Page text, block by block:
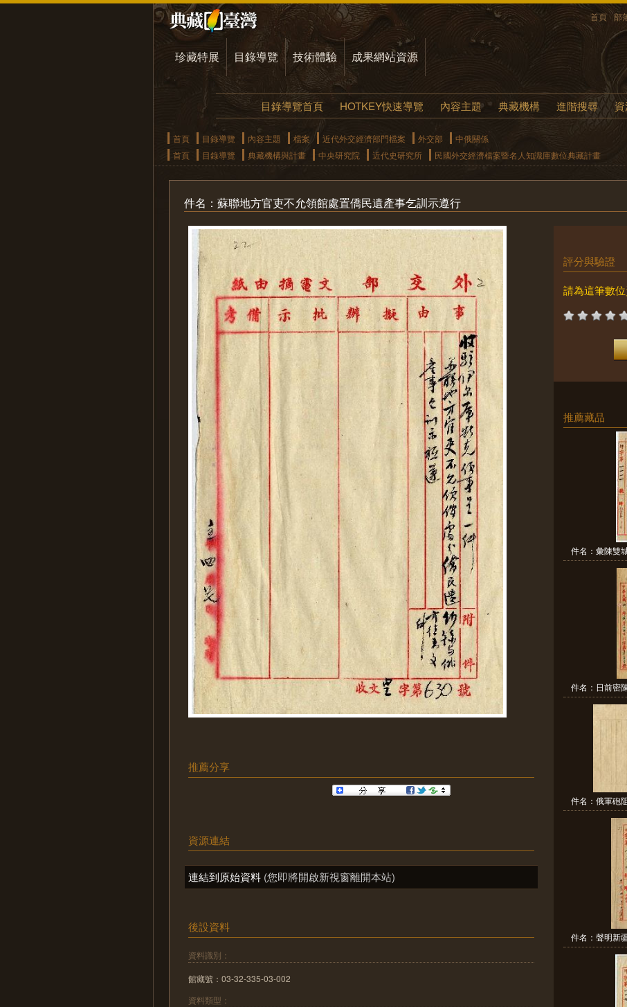
首頁 部
珍藏特展 目錄導覽 技術體驗 成果網站資源
目錄導覽首頁 HOTKEY快速導覽 內容主題 典藏機構 進階搜尋
首頁 目錄導覽 內容主題 檔案 近代外交經濟部門檔案 外交部
中俄關係
首頁
目錄導覽 典藏機構與計畫 中央研究院 近代史研究所 民國外交經濟檔案暨名人知識庫數位典藏計畫
件名：蘇聯地方官吏不允領館處置僑民遺產事乞訓示遵行
推薦分享
資源連結
連結到原始資料 (您即將開啟新視窗離開本站)
後設資料
資料識別：
館藏號：03-32-335-03-002
資料類型：
評分與驗證
請為這筆數
推薦藏品
件名：彙陳雙
件名：日前密
件名：俄軍砲
件名：聲明新